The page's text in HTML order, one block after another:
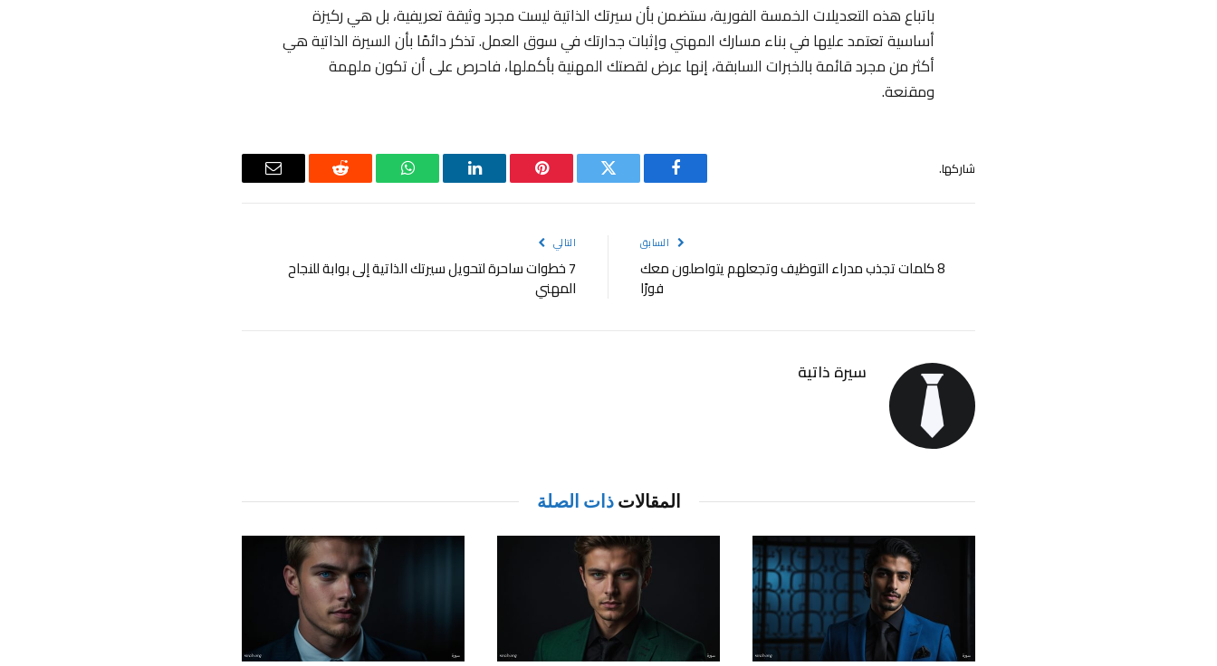
باتباع هذه التعديلات الخمسة الفورية، ستضمن بأن سيرتك الذاتية ليست مجرد وثيقة تعريفية، بل هي ركيزة
أساسية تعتمد عليها في بناء مسارك المهني وإثبات جدارتك في سوق العمل. تذكر دائمًا بأن السيرة الذاتية هي
أكثر من مجرد قائمة بالخبرات السابقة، إنها عرض لقصتك المهنية بأكملها، فاحرص على أن تكون ملهمة
ومقنعة.
شاركها.
فيسبوك تويتر بينتيريستلينكدإن واتساب رديت
البريد
السابق
8 كلمات تجذب مدراء التوظيف وتجعلهم يتواصلون معك
فورًا
التالي
7 خطوات ساحرة لتحويل سيرتك الذاتية إلى بوابة للنجاح
المهني
سيرة ذاتية
المقالاتذات الصلة